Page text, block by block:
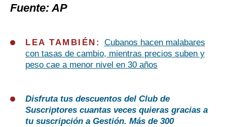
Fuente: AP
LEA TAMBIÉN: Cubanos hacen malabares
con tasas de cambio, mientras precios suben y
peso cae a menor nivel en 30 años
Disfruta tus descuentos del Club de
Suscriptores cuantas veces quieras gracias a
tu suscripción a Gestión. Más de 300